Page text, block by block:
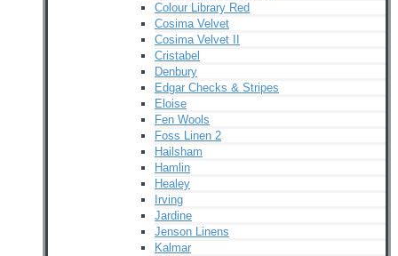
Colour Library Red
Cosima Velvet
Cosima Velvet II
Cristabel
Denbury
Edgar Checks & Stripes
Eloise
Fen Wools
Foss Linen 2
Hailsham
Hamlin
Healey
Irving
Jardine
Jenson Linens
Kalmar